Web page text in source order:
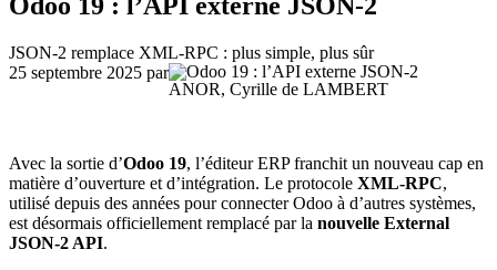
Odoo 19 : l’API externe JSON-2
JSON-2 remplace XML-RPC : plus simple, plus sûr
25 septembre 2025 par
ANOR, Cyrille de LAMBERT
Avec la sortie d’Odoo 19, l’éditeur ERP franchit un nouveau cap en
matière d’ouverture et d’intégration. Le protocole XML-RPC,
utilisé depuis des années pour connecter Odoo à d’autres systèmes,
est désormais officiellement remplacé par la nouvelle External
JSON-2 API.